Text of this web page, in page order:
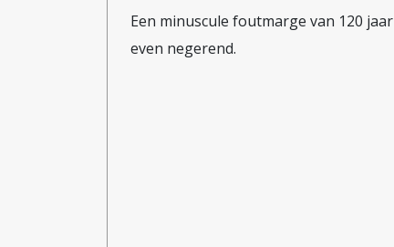
Een minuscule foutmarge van 120 jaar
even negerend.